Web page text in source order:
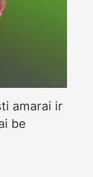
amarai ir
be